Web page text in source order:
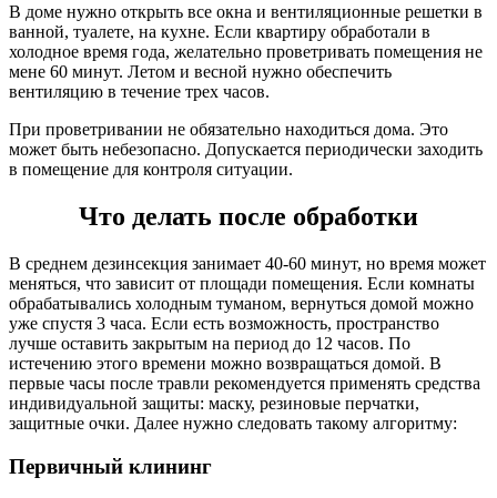
В доме нужно открыть все окна и вентиляционные решетки в
ванной, туалете, на кухне. Если квартиру обработали в
холодное время года, желательно проветривать помещения не
мене 60 минут. Летом и весной нужно обеспечить
вентиляцию в течение трех часов.
При проветривании не обязательно находиться дома. Это
может быть небезопасно. Допускается периодически заходить
в помещение для контроля ситуации.
Что делать после обработки
В среднем дезинсекция занимает 40-60 минут, но время может
меняться, что зависит от площади помещения. Если комнаты
обрабатывались холодным туманом, вернуться домой можно
уже спустя 3 часа. Если есть возможность, пространство
лучше оставить закрытым на период до 12 часов. По
истечению этого времени можно возвращаться домой. В
первые часы после травли рекомендуется применять средства
индивидуальной защиты: маску, резиновые перчатки,
защитные очки. Далее нужно следовать такому алгоритму:
Первичный клининг